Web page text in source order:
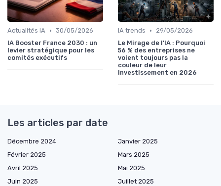
Actualités IA • 30/05/2026
IA Booster France 2030 : un
levier stratégique pour les
comités exécutifs
IA trends •
29/05/2026
Le Mirage de l'IA : Pourquoi
56 % des entreprises ne
voient toujours pas la
couleur de leur
investissement en 2026
Les articles par date
Décembre 2024
Janvier 2025
Février 2025
Mars 2025
Avril 2025
Mai 2025
Juin 2025
Juillet 2025